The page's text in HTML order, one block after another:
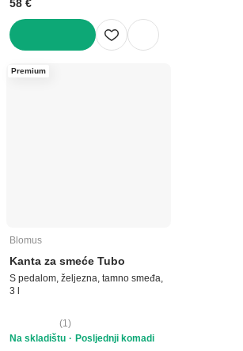
58 €
Premium
Blomus
Kanta za smeće Tubo
S pedalom, željezna, tamno smeđa,
3 l
(1)
Na skladištu
Posljednji komadi